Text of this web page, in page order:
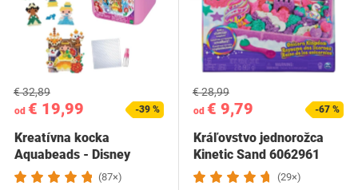
od € 19,99
€ 32,89
-39 %
Kreatívna kocka
Aquabeads - Disney
Princess
(87×)
od € 9,79
€ 28,99
-67 %
Kráľovstvo jednorožca
Kinetic Sand 6062961
(29×)